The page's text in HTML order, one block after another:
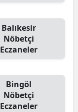
Balıkesir
Nöbetçi
Eczaneler
Bingöl
Nöbetçi
Eczaneler